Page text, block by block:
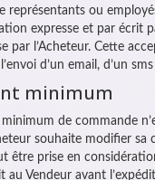
représentants ou
expresse et par écrit
par l’Acheteur. Cette
d’un email, d’un
minimum
de commande
souhaite modifier sa
être prise en
au Vendeur avant